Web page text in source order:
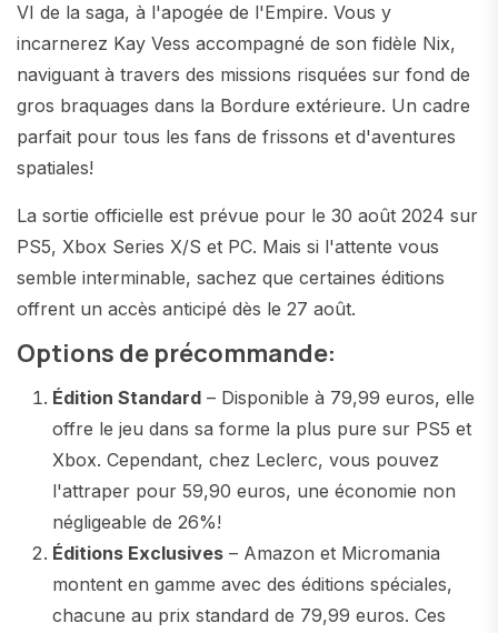
VI de la saga, à l'apogée de l'Empire. Vous y
incarnerez Kay Vess accompagné de son fidèle Nix,
naviguant à travers des missions risquées sur fond de
gros braquages dans la Bordure extérieure. Un cadre
parfait pour tous les fans de frissons et d'aventures
spatiales!
La sortie officielle est prévue pour le 30 août 2024 sur
PS5, Xbox Series X/S et PC. Mais si l'attente vous
semble interminable, sachez que certaines éditions
offrent un accès anticipé dès le 27 août.
Options de précommande:
Édition Standard – Disponible à 79,99 euros, elle
offre le jeu dans sa forme la plus pure sur PS5 et
Xbox. Cependant, chez Leclerc, vous pouvez
l'attraper pour 59,90 euros, une économie non
négligeable de 26%!
Éditions Exclusives – Amazon et Micromania
montent en gamme avec des éditions spéciales,
chacune au prix standard de 79,99 euros. Ces